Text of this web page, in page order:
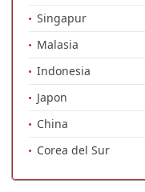
Singapur
Malasia
Indonesia
Japon
China
Corea del Sur